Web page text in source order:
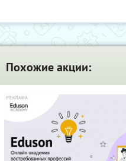
Похожие акции: